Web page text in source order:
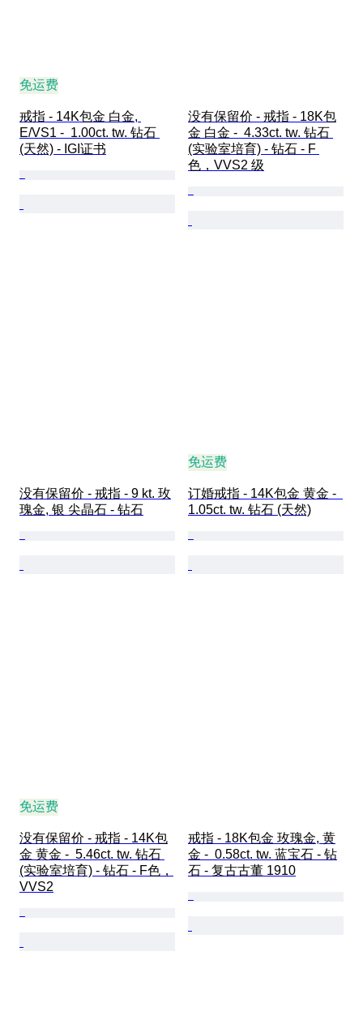
免运费
戒指 - 14K包金 白金,
E/VS1 -  1.00ct. tw. 钻石
(天然) - IGI证书
没有保留价 - 戒指 - 18K包
金 白金 -  4.33ct. tw. 钻石
(实验室培育) - 钻石 - F
色，VVS2 级
没有保留价 - 戒指 - 9 kt. 玫
瑰金, 银 尖晶石 - 钻石
免运费
订婚戒指 - 14K包金 黄金 -
1.05ct. tw. 钻石 (天然)
免运费
没有保留价 - 戒指 - 14K包
金 黄金 -  5.46ct. tw. 钻石
(实验室培育) - 钻石 - F色，
VVS2
戒指 - 18K包金 玫瑰金, 黄
金 -  0.58ct. tw. 蓝宝石 - 钻
石 - 复古古董 1910